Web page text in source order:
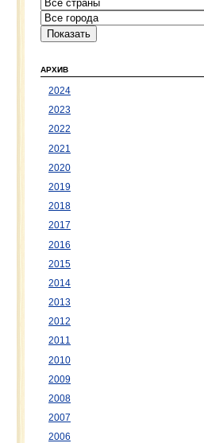
АРХИВ
2024
2023
2022
2021
2020
2019
2018
2017
2016
2015
2014
2013
2012
2011
2010
2009
2008
2007
2006